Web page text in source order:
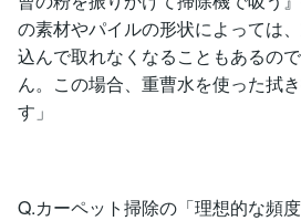
の素材やパイルの形状によっては
込んで取れなくなることもあるの
ん。この場合、重曹水を使った拭
す」
Q.カーペット掃除の「理想的な頻度